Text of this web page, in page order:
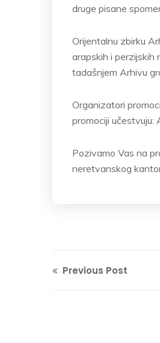
druge pisane
Orijentalnu zbirku
arapskih i perzijskih
tadašnjem Arhivu
Organizatori
promociji učestvuju:
Pozivamo Vas na
neretvanskog
Previous Post